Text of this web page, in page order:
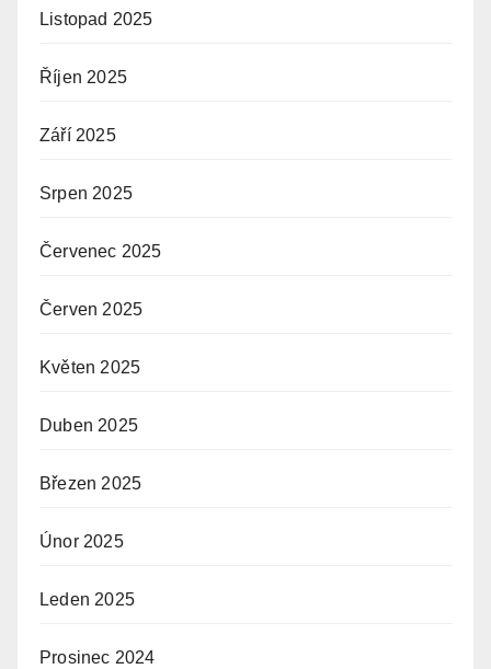
Listopad 2025
Říjen 2025
Září 2025
Srpen 2025
Červenec 2025
Červen 2025
Květen 2025
Duben 2025
Březen 2025
Únor 2025
Leden 2025
Prosinec 2024